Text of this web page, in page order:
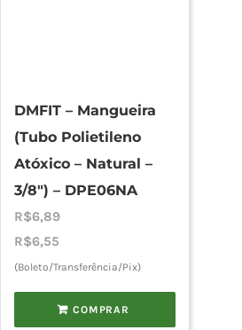
DMFIT – Mangueira
(Tubo Polietileno
Atóxico – Natural –
3/8″) – DPE06NA
R$6,89
R$6,55
(Boleto/Transferência/Pix)
COMPRAR